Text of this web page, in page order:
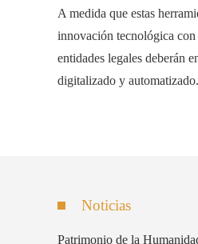
A medida que estas
innovación tecnológica con
entidades legales deberán
digitalizado y automatizado.
Noticias
Patrimonio de la